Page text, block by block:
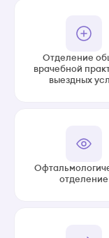
Отделение
врачебной
выездных
отделение